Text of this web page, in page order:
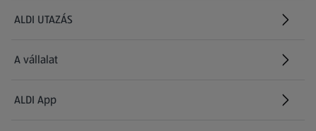
ALDI UTAZÁS
(új oldalon nyílik meg)
A vállalat
ALDI App